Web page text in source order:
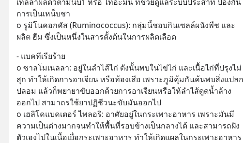
การเป็นเหน็บชา
o รูมิโนคอกคัส (Ruminococcus): กลุ่มนี้ชอบกินเซลล์ผนังพืช และ
ผลิต ฮีม ซึ่งเป็นหนึ่งในสารตั้งต้นในการผลิตเลือด
- แบคทีเรียร้าย
o ซาลโมเนลลา: อยู่ในลำไส้ไก่ ดังนั้นพบในไข่ไก่ และเนื้อไก่ที่ปรุงไม่
สุก ทำให้เกิดการอาเจียน หรือท้องเสีย เพราะภูมิคุ้มกันค้นพบสิ่งแปลก
ปลอม แล้วก็พยายาขับออกด้วยการอาเจียนหรือให้ลำไส้ดูดน้ำล้าง
ออกไป สามาถรใช้ยาปฏิชีวนะขับมันออกไป
o เฮลิโคแบคเตอร์ ไพลอริ: อาศัยอยู่ในกระเพาะอาหาร เพราะมันมี
ความเป็นด่างมากจนทำให้พื้นที่รอบข้างเป็นกลางได้ และสามารถฝัง
ตัวเองไปในเนื้อเยื่อกระเพาะอาหาร ทำให้เกิดแผลในกระเพาะอาหาร